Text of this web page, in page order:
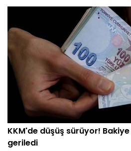
KKM'de düşüş sürüyor!
geriledi